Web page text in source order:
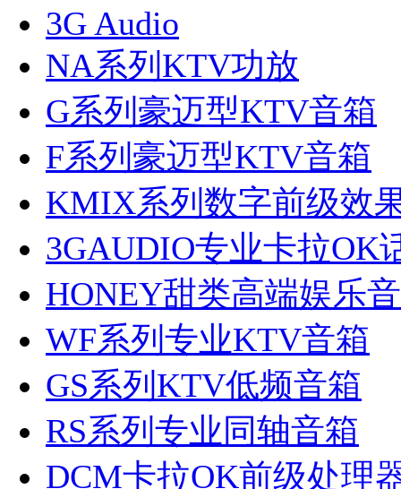
3G Audio
NA系列KTV功放
G系列豪迈型KTV音箱
F系列豪迈型KTV音箱
KMIX系列数字前级效
3GAUDIO专业卡拉OK
HONEY甜类高端娱乐
WF系列专业KTV音箱
GS系列KTV低频音箱
RS系列专业同轴音箱
DCM卡拉OK前级处理